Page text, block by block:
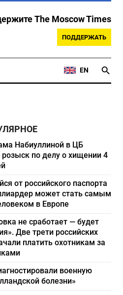
The Moscow Times
ПОДДЕРЖАТЬ
EN
Набиуллиной в ЦБ
розыск по делу о хищении 4
от российского паспорта
может стать самым
в Европе
не сработает — будет
Две трети российских
платить охотникам за
военную
болезни»